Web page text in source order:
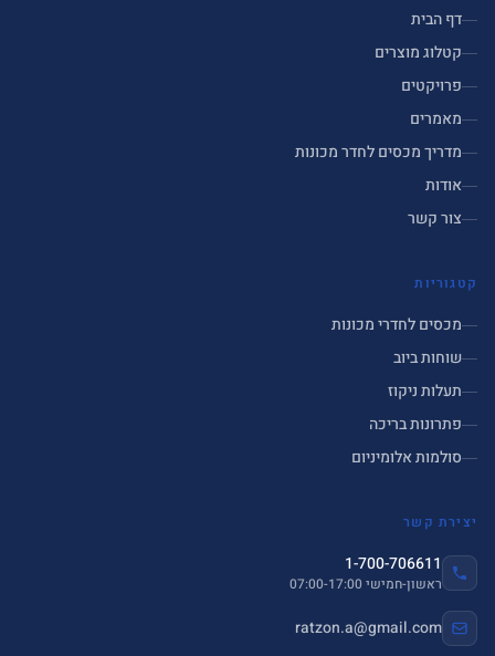
דף הבית
קטלוג מוצרים
פרויקטים
מאמרים
מדריך מכסים לחדר מכונות
אודות
צור קשר
קטגוריות
מכסים לחדרי מכונות
שוחות ביוב
תעלות ניקוז
פתרונות בריכה
סולמות אלומיניום
יצירת קשר
1-700-706611
ראשון-חמישי 07:00-17:00
ratzon.a@gmail.com